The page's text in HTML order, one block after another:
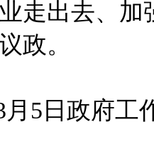
走出去、
政。
月5日政府工